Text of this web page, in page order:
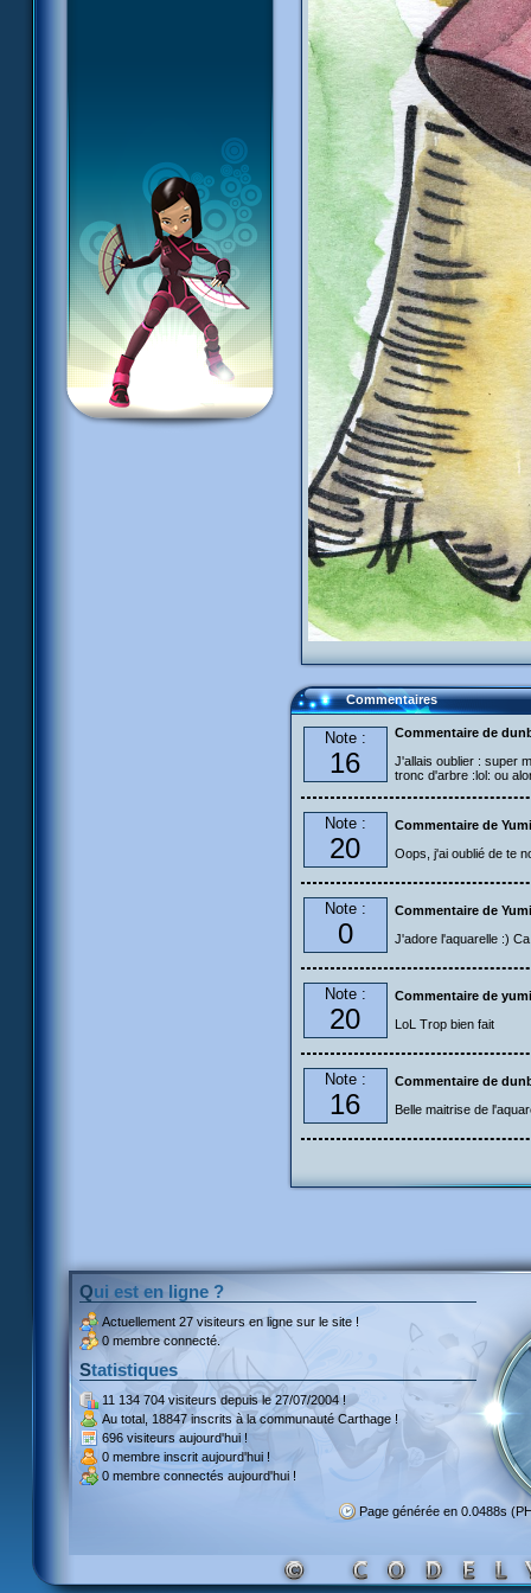
Commentaires
Note :
16
Commentaire de
J'allais oublier : super
tronc d'arbre :lol: ou
Note :
20
Commentaire de
Oops, j'ai oublié de te
Note :
0
Commentaire de
J'adore l'aquarelle :)
Note :
20
Commentaire de
LoL Trop bien fait
Note :
16
Commentaire de
Belle maitrise de
Qui est en ligne ?
Actuellement 27 visiteurs en ligne sur le site !
0 membre connecté.
Statistiques
11 134 704 visiteursdepuis le 27/07/2004 !
Au total, 18847 inscritsà la communauté Carthage !
696 visiteurs aujourd'hui !
0 membre inscrit aujourd'hui !
0 membre connectés aujourd'hui !
Page générée en 0.0488s